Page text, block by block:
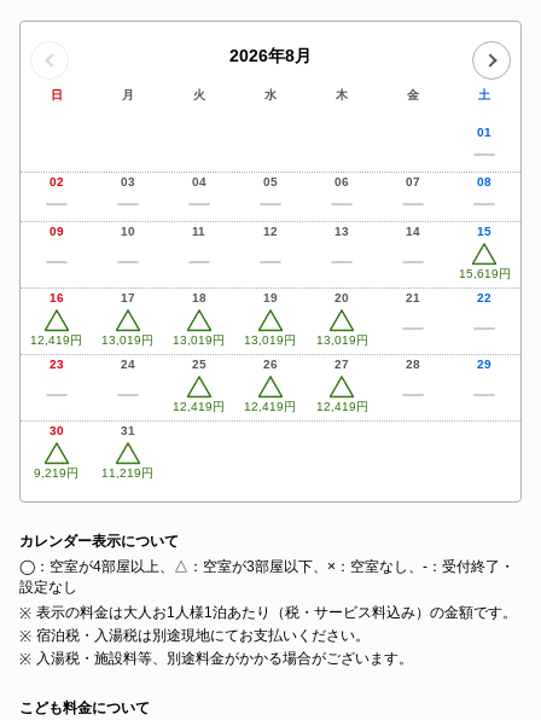
2026年8月
日 月 火 水 木 金 土
01
02 03 04 05 06 07 08
09 10 11 12 13 14 15
15,619円
16
12,419円
17
13,019円
18
13,019円
19
13,019円
20
13,019円
21 22
23 24 25
12,419円
26
12,419円
27
12,419円
28 29
30
9,219円
31
11,219円
カレンダー表示について
◯：空室が4部屋以上、△：空室が3部屋以下、×：空室なし、‐：受付終了・
設定なし
表示の料金は大人お1人様1泊あたり（税・サービス料込み）の金額です。
宿泊税・入湯税は別途現地にてお支払いください。
入湯税・施設料等、別途料金がかかる場合がございます。
こども料金について